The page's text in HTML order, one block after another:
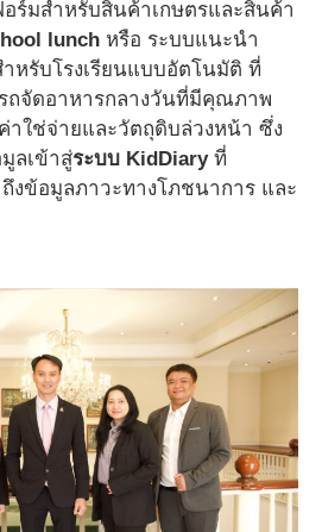
ร์มสำหรับสินค้าเกษตรและสินค้า
lunch หรือ ระบบแนะนำ
หรับโรงเรียนแบบอัตโนมัติ ที่
ถจัดอาหารกลางวันที่มีคุณภาพ
าใช่จ่ายและวัตถุดิบล่วงหน้า ซึ่ง
ลเข้าสู่ระบบ KidDiaryที่
งข้อมูลภาวะทางโภชนาการ และ